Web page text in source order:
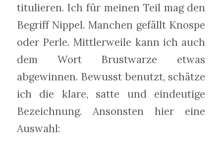
titulieren. Ich für meinen Teil mag den
Begriff Nippel. Manchen gefällt Knospe
oder Perle. Mittlerweile kann ich auch
dem Wort Brustwarze etwas
abgewinnen. Bewusst benutzt, schätze
ich die klare, satte und eindeutige
Bezeichnung. Ansonsten hier eine
Auswahl: